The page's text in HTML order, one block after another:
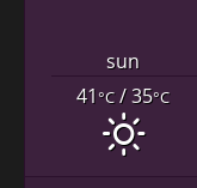
sun
41°C/ 35°C